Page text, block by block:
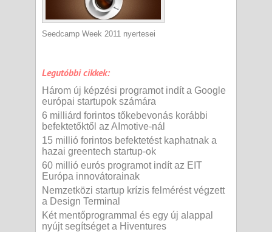
Seedcamp Week 2011 nyertesei
Legutóbbi cikkek:
Három új képzési programot indít a Google
európai startupok számára
6 milliárd forintos tőkebevonás korábbi
befektetőktől az AImotive-nál
15 millió forintos befektetést kaphatnak a
hazai greentech startup-ok
60 millió eurós programot indít az EIT
Európa innovátorainak
Nemzetközi startup krízis felmérést végzett
a Design Terminal
Két mentőprogrammal és egy új alappal
nyújt segítséget a Hiventures